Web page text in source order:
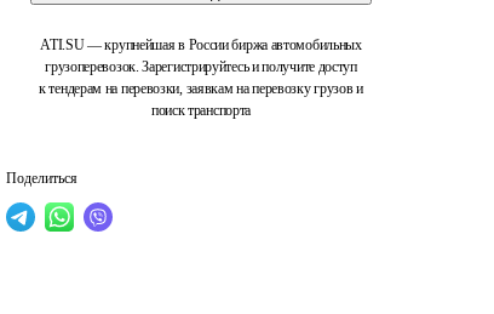
ATI.SU — крупнейшая в России биржа автомобильных
грузоперевозок. Зарегистрируйтесь и получите доступ
к тендерам на перевозки, заявкам на перевозку грузов и
поиск транспорта
Поделиться